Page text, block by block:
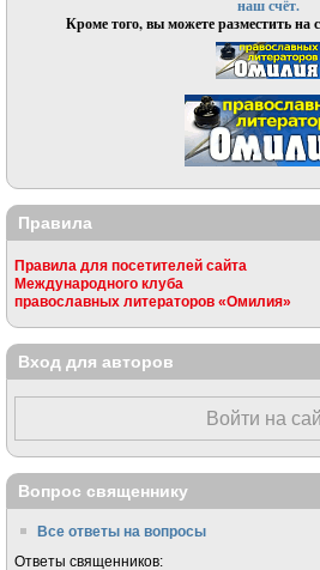
наш счёт.
Кроме того, вы можете разместить на
Правила
Правила для посетителей сайта
Международного клуба
православных литераторов «Омилия»
Вход для авторов
Войти на
Вопрос священнику
Все ответы на вопросы
Ответы священников: